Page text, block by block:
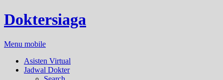
Doktersiaga
Menu mobile
Asisten Virtual
Jadwal Dokter